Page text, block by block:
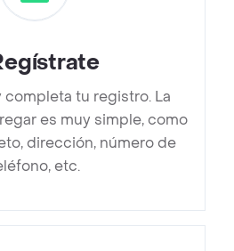
completa tu registro. La
es muy simple, como
dirección, número de
etc.